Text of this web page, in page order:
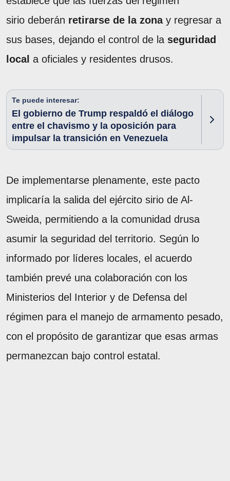
sirio deberán retirarse de la zonay regresar a
sus bases, dejando el control de la seguridad
local a oficiales y residentes drusos.
Te puede interesar:
El gobierno de Trump respaldó el diálogo
entre el chavismo y la oposición para
impulsar la transición en Venezuela
De implementarse plenamente, este pacto
implicaría la salida del ejército sirio de Al-
Sweida, permitiendo a la comunidad drusa
asumir la seguridad del territorio. Según lo
informado por líderes locales, el acuerdo
también prevé una colaboración con los
Ministerios del Interior y de Defensa del
régimen para el manejo de armamento pesado,
con el propósito de garantizar que esas armas
permanezcan bajo control estatal.